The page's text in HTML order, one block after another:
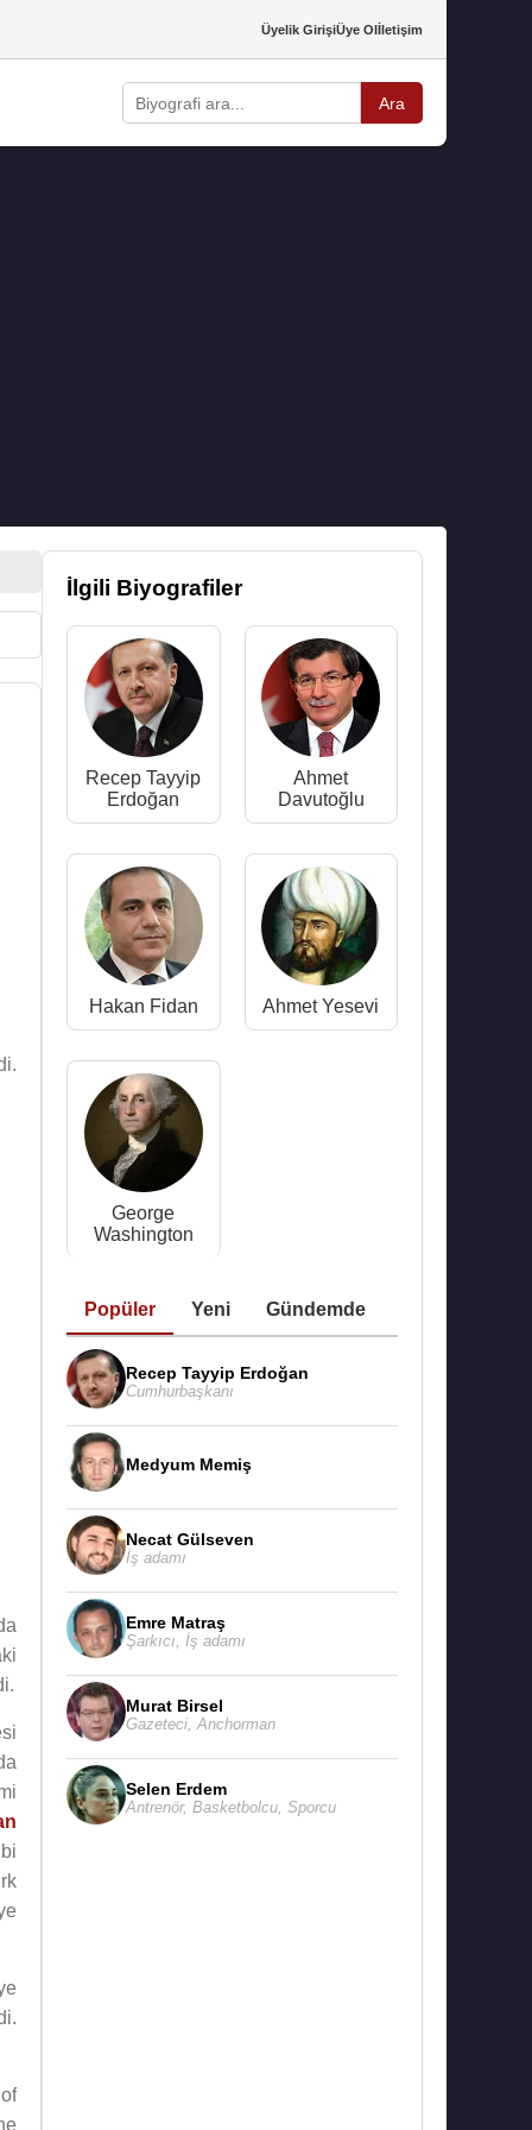
Üyelik GirişiÜye Olİletişim
Ara
İlgili Biyografiler
Recep Tayyip
Erdoğan
Ahmet
Davutoğlu
Hakan Fidan Ahmet Yesevi
George
Washington
Popüler Yeni Gündemde
Recep Tayyip Erdoğan
Cumhurbaşkanı
Medyum Memiş
Necat Gülseven
İş adamı
Emre Matraş
Şarkıcı İş adamı
Murat Birsel
Gazeteci Anchorman
Selen Erdem
Antrenör, Basketbolcu Sporcu